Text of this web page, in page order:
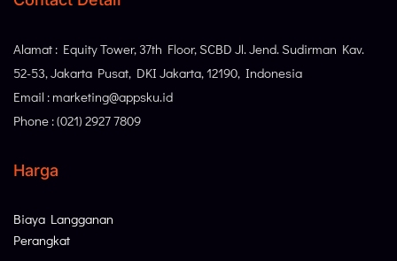
Alamat : Equity Tower, 37th Floor, SCBD Jl. Jend. Sudirman Kav.
52-53, Jakarta Pusat, DKI Jakarta, 12190, Indonesia
Email : marketing@appsku.id
Phone : (021) 2927 7809
Harga
Biaya Langganan
Perangkat